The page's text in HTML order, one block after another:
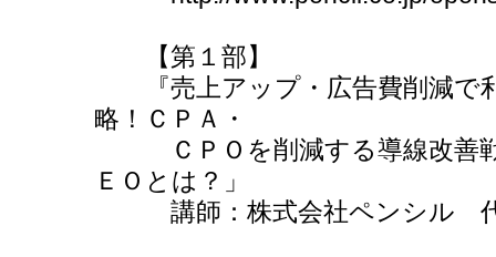
【第１部】
『売上アップ・広告費削減で
略！ＣＰＡ・
ＣＰＯを削減する導線改善戦
ＥＯとは？」
講師：株式会社ペンシル 代